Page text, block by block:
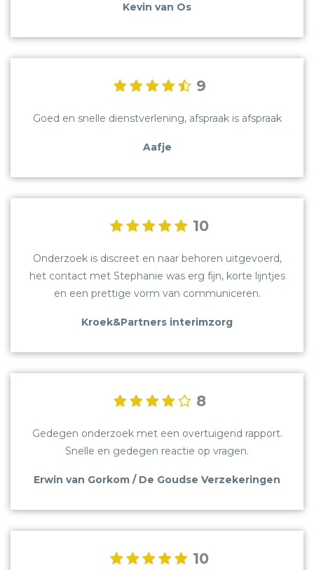
OVER ONS
VACATURES
BLOG
BEDRIJFSRECHERCHE
SCREENING
Kevin van Os
9
Goed en snelle dienstverlening, afspraak is afspraak
Aafje
10
Onderzoek is discreet en naar behoren uitgevoerd,
het contact met Stephanie was erg fijn, korte lijntjes
en een prettige vorm van communiceren.
Kroek&Partners interimzorg
8
Gedegen onderzoek met een overtuigend rapport.
Snelle en gedegen reactie op vragen.
Erwin van Gorkom / De Goudse Verzekeringen
10